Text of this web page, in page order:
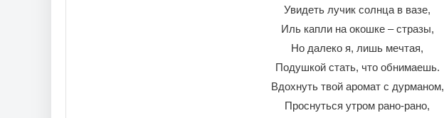
Увидеть лучик солнца в вазе,
Иль капли на окошке – стразы,
Но далеко я, лишь мечтая,
Подушкой стать, что обнимаешь.
Вдохнуть твой аромат с дурманом,
Проснуться утром рано-рано,